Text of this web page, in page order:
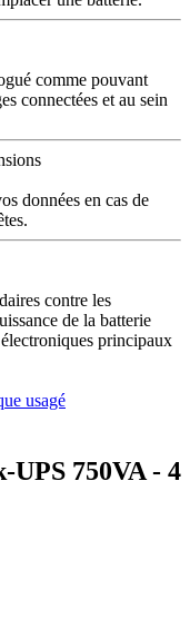
comme pouvant
connectées et au sein
données en cas de
contre les
de la batterie
principaux
usagé
UPS 750VA - 4